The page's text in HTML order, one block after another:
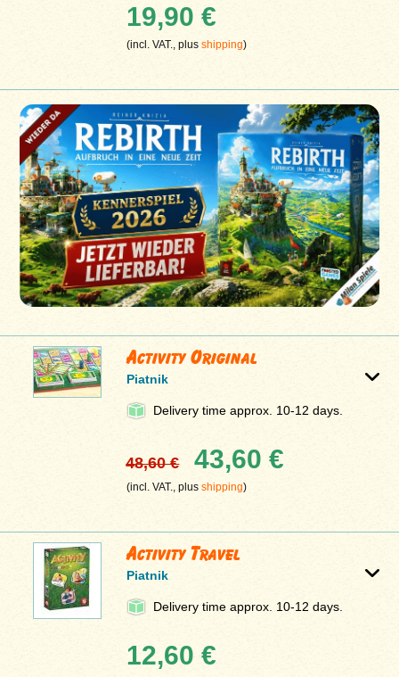
19,90 €
(incl. VAT., plusshipping)
Activity Original
Piatnik
Delivery time approx. 10-12 days.
48,60 € 43,60 €
(incl. VAT., plusshipping)
Activity Travel
Piatnik
Delivery time approx. 10-12 days.
12,60 €